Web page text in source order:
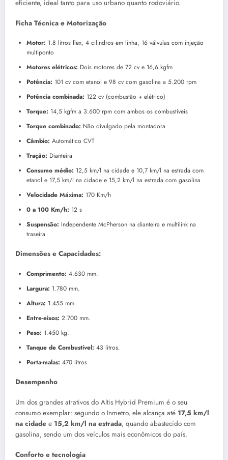
eficiente, ideal tanto para uso urbano quanto rodoviário.
Ficha Técnica e Motorização
Motor: 1.8 litros flex, 4 cilindros em linha, 16 válvulas com injeção
multiponto
Motores elétricos: Dois motores de 72 cv e 16,6 kgfm
Potência: 101 cv com etanol e 98 cv com gasolina a 5.200 rpm
Potência combinada: 122 cv (combustão + elétrico)
Torque: 14,5 kgfm a 3.600 rpm com ambos os combustíveis
Torque combinado: Não divulgado pela montadora
Câmbio: Automático CVT
Tração: Dianteira
Consumo médio: 12,5 km/l na cidade e 10,7 km/l na estrada com
etanol e 17,5 km/l na cidade e 15,2 km/l na estrada com gasolina
Velocidade Máxima: 170 Km/h
0 a 100 Km/h: 12 s
Suspensão: Independente McPherson na dianteira e multilink na
traseira
Dimensões e Capacidades:
Comprimento: 4.630 mm.
Largura: 1.780 mm.
Altura: 1.455 mm.
Entre-eixos: 2.700 mm.
Peso: 1.450 kg.
Tanque de Combustível: 43 litros.
Porta-malas: 470 litros
Desempenho
Um dos grandes atrativos do Altis Hybrid Premium é o seu
consumo exemplar: segundo o Inmetro, ele alcança até 17,5 km/l
na cidade e 15,2 km/l na estrada, quando abastecido com
gasolina, sendo um dos veículos mais econômicos do país.
Conforto e tecnologia